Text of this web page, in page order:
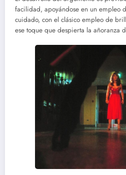
facilidad, apoyándose en un empleo
cuidado, con el clásico empleo de
ese toque que despierta la añoranza